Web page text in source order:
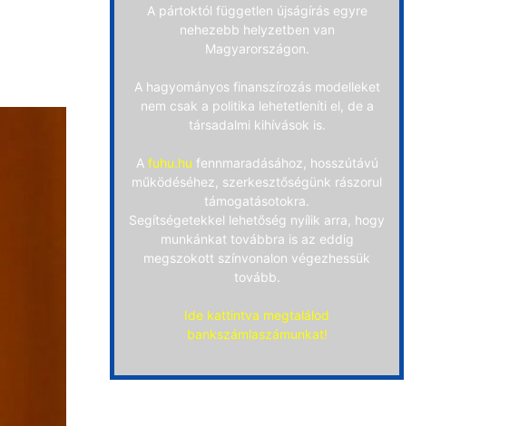
A pártoktól független újságírás egyre
nehezebb helyzetben van
Magyarországon.
A hagyományos finanszírozás modelleket
nem csak a politika lehetetleníti el, de a
társadalmi kihívások is.
A fuhu.hu fennmaradásához, hosszútávú
működéséhez, szerkesztőségünk rászorul
támogatásotokra.
Segítségetekkel lehetőség nyílik arra, hogy
munkánkat továbbra is az eddig
megszokott színvonalon végezhessük
tovább.
Ide kattintva megtalálod
bankszámlaszámunkat!